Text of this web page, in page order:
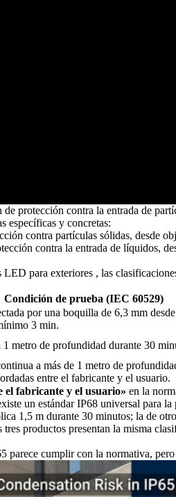
de protección contra la entrada de
específicas y concretas:
contra partículas sólidas, desde
contra la entrada de líquidos,
LED para exteriores , las
Condición de prueba (IEC 60529)
por una boquilla de 6,3 mm
3 min.
1 metro de profundidad durante 30
a más de 1 metro de
entre el fabricante y el usuario.
el fabricante y el usuario» en la
un estándar IP68 universal para
1,5 m durante 30 minutos; la de
productos presentan la misma
parece cumplir con la normativa,